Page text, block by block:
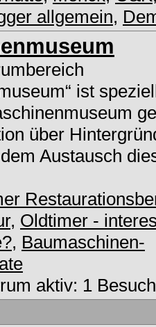
allgemein,
ist
über
Austausch
, Oldtimer -
, Baumaschinen-
aktiv: 1